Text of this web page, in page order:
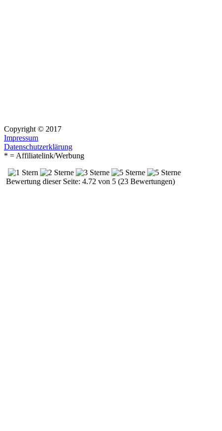
Copyright © 2017
Impressum
Datenschutzerklärung
* = Affiliatelink/Werbung
Bewertung dieser Seite: 4.72 von 5 (23 Bewertungen)